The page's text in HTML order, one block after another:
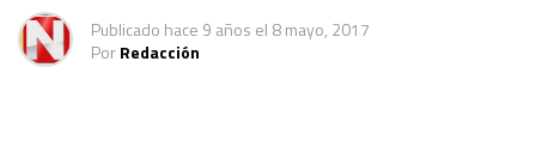
Publicado hace 9 años el 8 mayo, 2017
PorRedacción